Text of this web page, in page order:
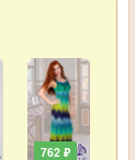
762 ₽